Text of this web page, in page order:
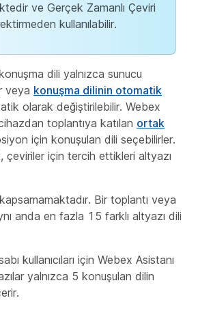
ve Gerçek Zamanlı Çeviri
kullanılabilir.
dili yalnızca sunucu
veya konuşma dilinin otomatik
olarak değiştirilebilir. Webex
toplantıya katılan ortak
için konuşulan dili seçebilirler.
çeviriler için tercih ettikleri altyazı
Bir toplantı veya
anda en fazla 15 farklı altyazı dili
kullanıcıları için Webex Asistanı
yalnızca 5 konuşulan dilin